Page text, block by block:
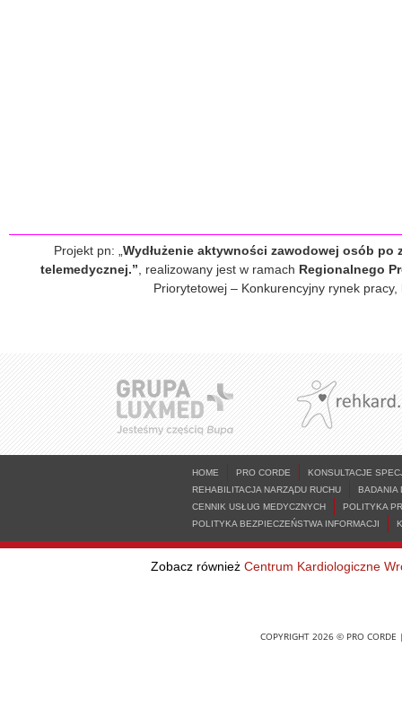
Projekt pn: „ Wydłużenie aktywności zawodowej osób
telemedycznej.” , realizowany jest w ramach Regionalnego
Priorytetowej – Konkurencyjny rynek pracy,
HOME PRO CORDE
KONSULTACJE
REHABILITACJA NARZĄDU RUCHU
BADANIA
CENNIK USŁUG MEDYCZNYCH
POLITYKA
POLITYKA BEZPIECZEŃSTWA INFORMACJI
Zobacz również Centrum Kardiologiczne
COPYRIGHT 2026 © PRO CORDE